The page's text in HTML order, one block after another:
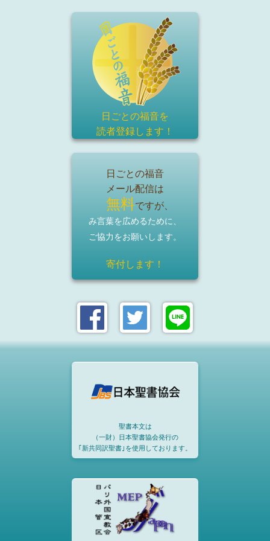
日ごとの福音を
読者登録します！
日ごとの福音
メール配信は
無料ですが、
み言葉を広めるために、
ご協力をお願いします。
寄付します！
聖書本文は
（一財）日本聖書協会発行の
｢新共同訳聖書｣を使用しております。